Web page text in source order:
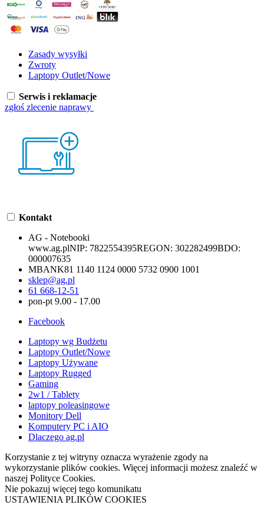
Zasady wysyłki
Zwroty
Laptopy Outlet/Nowe
Serwis i reklamacje
zgłoś zlecenie naprawy
Kontakt
AG - Notebooki
www.ag.plNIP: 7822554395REGON: 302282499BDO:
000007635
MBANK81 1140 1124 0000 5732 0900 1001
sklep@ag.pl
61 668-12-51
pon-pt 9.00 - 17.00
Facebook
Laptopy wg Budżetu
Laptopy Outlet/Nowe
Laptopy Używane
Laptopy Rugged
Gaming
2w1 / Tablety
laptopy poleasingowe
Monitory Dell
Komputery PC i AIO
Dlaczego ag.pl
Korzystanie z tej witryny oznacza wyrażenie zgody na
wykorzystanie plików cookies. Więcej informacji możesz znaleźć w
naszej Polityce Cookies.
Nie pokazuj więcej tego komunikatu
USTAWIENIA PLIKÓW COOKIES